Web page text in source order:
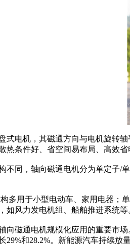
电机，其磁通方向与电机旋转轴
热条件好、省空间易布局、高效
同，轴向磁通电机分为单定子/单
用于小型电动车、家用电器；单
如风力发电机组、船舶推进系统等
磁通电机规模化应用的重要市场
29%和28.2%。新能源汽车持续放